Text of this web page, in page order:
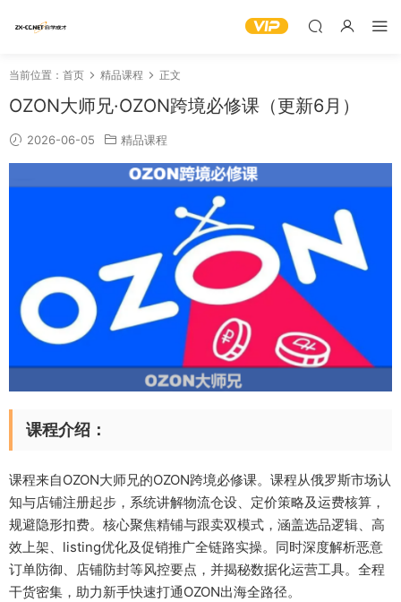
当前位置： 首页 精品课程 正文
OZON大师兄·OZON跨境必修课（更新6月）
2026-06-05 精品课程
课程介绍：
课程来自OZON大师兄的OZON跨境必修课。课程从俄罗斯市场认
知与店铺注册起步，系统讲解物流仓设、定价策略及运费核算，
规避隐形扣费。核心聚焦精铺与跟卖双模式，涵盖选品逻辑、高
效上架、listing优化及促销推广全链路实操。同时深度解析恶意
订单防御、店铺防封等风控要点，并揭秘数据化运营工具。全程
干货密集，助力新手快速打通OZON出海全路径。